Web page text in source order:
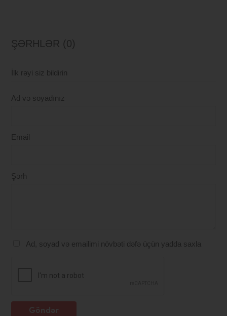
ŞƏRHLƏR (0)
İlk rəyi siz bildirin
Ad və soyadınız
Email
Şərh
Ad, soyad və emailimi növbəti dəfə üçün yadda saxla
Göndər